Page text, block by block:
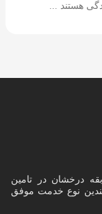
هستند ...
درخشان در تامین
نوع خدمت موفق